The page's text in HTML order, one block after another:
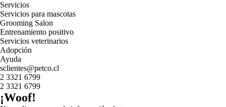
Servicios
Servicios para mascotas
Grooming Salon
Entrenamiento positivo
Servicios veterinarios
Adopción
Ayuda
sclientes@petco.cl
2 3321 6799
2 3321 6799
¡Woof!